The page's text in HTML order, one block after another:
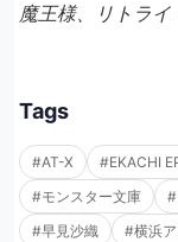
魔王様、リトライ
Tags
#AT-X #EKACHI
#モンスター文庫
#早見沙織
#横浜